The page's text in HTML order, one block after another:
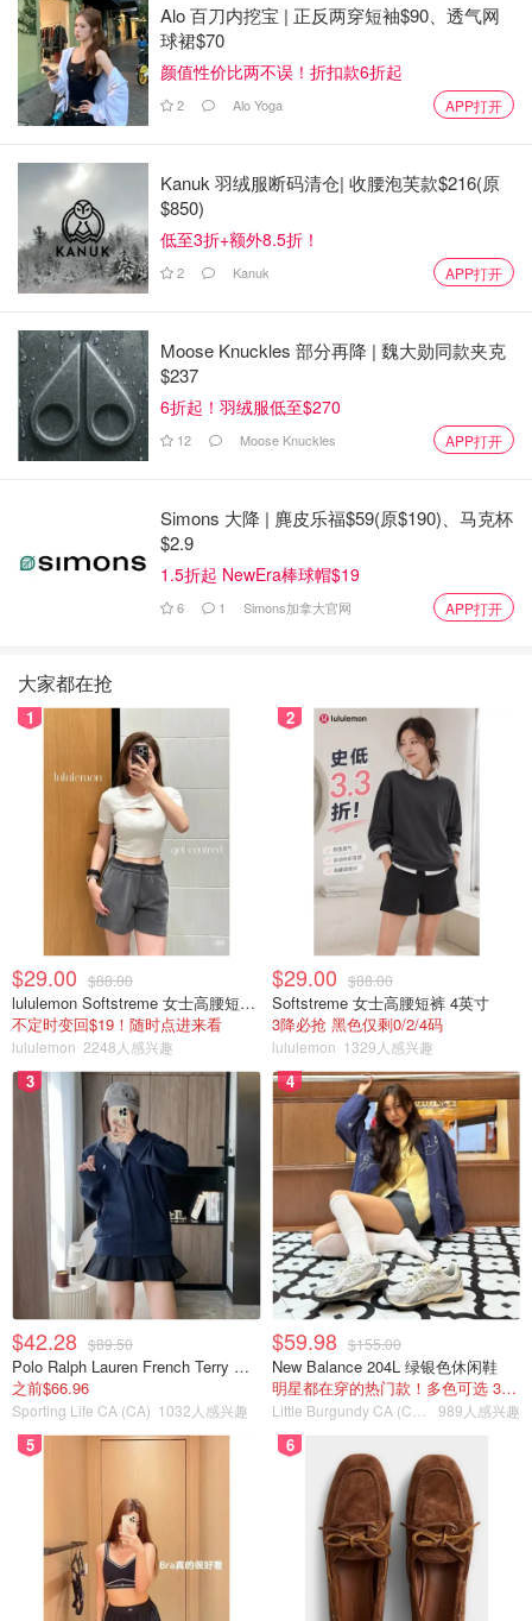
Alo 百刀内挖宝 | 正反两穿短袖$90、透气网
球裙$70
颜值性价比两不误！折扣款6折起
2 Alo Yoga APP打开
Kanuk 羽绒服断码清仓| 收腰泡芙款$216(原
$850)
低至3折+额外8.5折！
2 Kanuk APP打开
Moose Knuckles 部分再降 | 魏大勋同款夹克
$237
6折起！羽绒服低至$270
12 Moose Knuckles APP打开
Simons 大降 | 麂皮乐福$59(原$190)、马克杯
$2.9
1.5折起 NewEra棒球帽$19
6 1 Simons加拿大官网 APP打开
大家都在抢
1
$29.00 $88.00
lululemon Softstreme 女士高腰短裤 10cm
不定时变回$19！随时点进来看
lululemon 2248人感兴趣
2
$29.00 $88.00
Softstreme 女士高腰短裤 4英寸
3降必抢 黑色仅剩0/2/4码
lululemon 1329人感兴趣
3
$42.28 $89.50
Polo Ralph Lauren French Terry 女童连帽卫衣 7-16码
之前$66.96
Sporting Life CA (CA) 1032人感兴趣
4
$59.98 $155.00
New Balance 204L 绿银色休闲鞋
明星都在穿的热门款！多色可选 3.8折
989人感兴趣
5 6